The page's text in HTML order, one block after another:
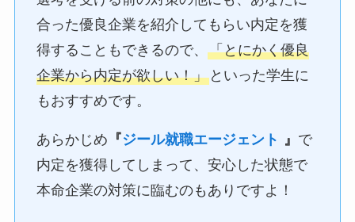
合った優良企業を紹介してもらい内定を獲
得することもできるので、 「とにかく優良
企業から内定が欲しい！」といった学生に
もおすすめです。
あらかじめ 『ジール就職エージェント 』 で
内定を獲得してしまって、安心した状態で
本命企業の対策に臨むのもありですよ！